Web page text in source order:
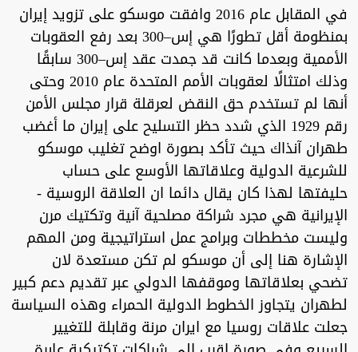
في المقابل عام 2016 وافقت موسكو على تزويد إيران
بمنظومة أقل تطورًا هي إس–300 بعد رفع العقوبات
الأممية وبعدما كانت قد جمدت عقد إس–300 سابقًا
وذلك امتثالًا لعقوبات الأمم المتحدة عام 2010 وحتى
أنها لم تستخدم حق النقض لعرقلة قرار مجلس الأمن
رقم 1929 الذي شدد حظر التسليح على إيران ما أغضب
طهران آنذاك حيث تأكد بصورة اوضح تغليب موسكو
للشرعية الدولية وعلاقاتها الأوسع على حساب
حليفتها لهذا كان يقال دائما ان العلاقة الروسية -
الإيرانية هي مجرد شراكة مصلحية آنية وتكتيك مرن
وليست مخططات وبرامج عمل استراتيجية ومن المهم
الإشارة هنا إلى أن موسكو لم تكن مستعدة لان
تضحي بعلاقاتها وموقفها الدولي عبر تقديم دعم كبير
لطهران يتجاوز الخطوط الدولية الحمراء وهذه السياسة
جعلت علاقات روسيا مع ايران مرنة وقابلة للتغيير